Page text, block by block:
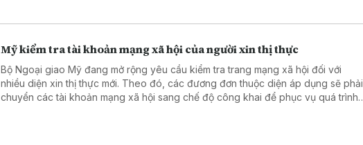
Mỹ kiểm tra tài khoản mạng xã hội của người xin thị thực
Bộ Ngoại giao Mỹ đang mở rộng yêu cầu kiểm tra trang mạng xã hội đối với
nhiều diện xin thị thực mới. Theo đó, các đương đơn thuộc diện áp dụng sẽ phải
chuyển các tài khoản mạng xã hội sang chế độ công khai để phục vụ quá trình